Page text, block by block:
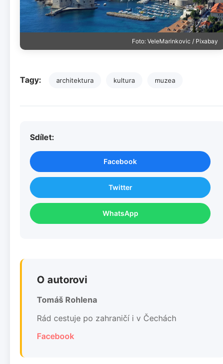
Foto: VeleMarinkovic / Pixabay
Tagy: architektura kultura muzea
Sdílet:
Facebook
Twitter
WhatsApp
O autorovi
Tomáš Rohlena
Rád cestuje po zahraničí i v Čechách
Facebook